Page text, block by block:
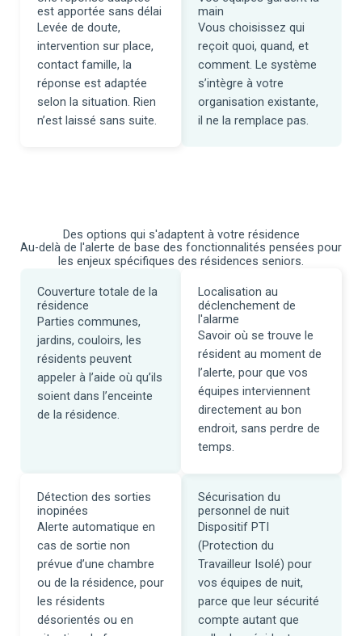
est apportée sans délai
Levée de doute,
intervention sur place,
contact famille, la
réponse est adaptée
selon la situation. Rien
n’est laissé sans suite.
main
Vous choisissez qui
reçoit quoi, quand, et
comment. Le système
s’intègre à votre
organisation existante,
il ne la remplace pas.
Des options qui s'adaptent à votre résidence
Au-delà de l'alerte de base des fonctionnalités pensées pour
les enjeux spécifiques des résidences seniors.
Couverture totale de la
résidence
Parties communes,
jardins, couloirs, les
résidents peuvent
appeler à l’aide où qu’ils
soient dans l’enceinte
de la résidence.
Localisation au
déclenchement de
l'alarme
Savoir où se trouve le
résident au moment de
l’alerte, pour que vos
équipes interviennent
directement au bon
endroit, sans perdre de
temps.
Détection des sorties
inopinées
Alerte automatique en
cas de sortie non
prévue d’une chambre
ou de la résidence, pour
les résidents
désorientés ou en
Sécurisation du
personnel de nuit
Dispositif PTI
(Protection du
Travailleur Isolé) pour
vos équipes de nuit,
parce que leur sécurité
compte autant que